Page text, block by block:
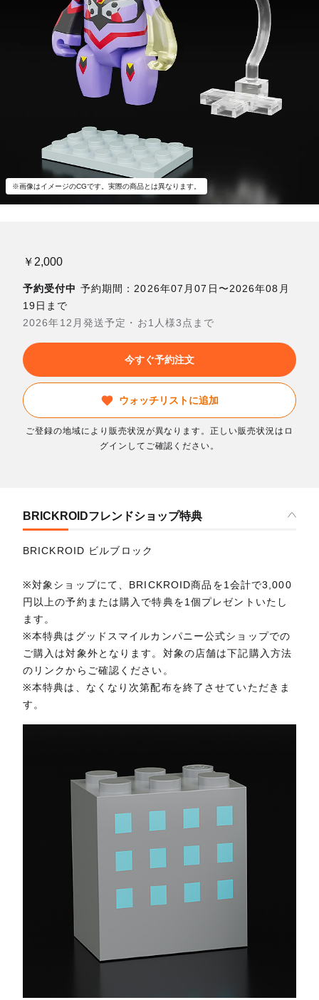
※画像はイメージのCGです。実際の商品とは異なります。
￥2,000
予約受付中 予約期間：2026年07月07日〜2026年08月
19日まで
2026年12月発送予定・お1人様3点まで
今すぐ予約注文
ウォッチリストに追加
ご登録の地域により販売状況が異なります。正しい販売状況はロ
グインしてご確認ください。
BRICKROIDフレンドショップ特典
BRICKROID ビルブロック
※対象ショップにて、BRICKROID商品を1会計で3,000
円以上の予約または購入で特典を1個プレゼントいたし
ます。
※本特典はグッドスマイルカンパニー公式ショップでの
ご購入は対象外となります。対象の店舗は下記購入方法
のリンクからご確認ください。
※本特典は、なくなり次第配布を終了させていただきま
す。